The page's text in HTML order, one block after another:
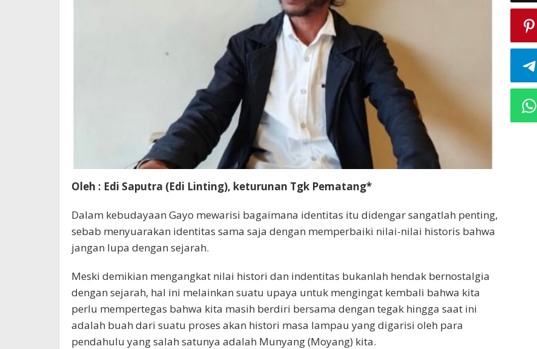
Oleh : Edi Saputra (Edi Linting), keturunan Tgk Pematang*
Dalam kebudayaan Gayo mewarisi bagaimana identitas itu didengar sangatlah penting,
sebab menyuarakan identitas sama saja dengan memperbaiki nilai-nilai historis bahwa
jangan lupa dengan sejarah.
Meski demikian mengangkat nilai histori dan indentitas bukanlah hendak bernostalgia
dengan sejarah, hal ini melainkan suatu upaya untuk mengingat kembali bahwa kita
perlu mempertegas bahwa kita masih berdiri bersama dengan tegak hingga saat ini
adalah buah dari suatu proses akan histori masa lampau yang digarisi oleh para
pendahulu yang salah satunya adalah Munyang (Moyang) kita.